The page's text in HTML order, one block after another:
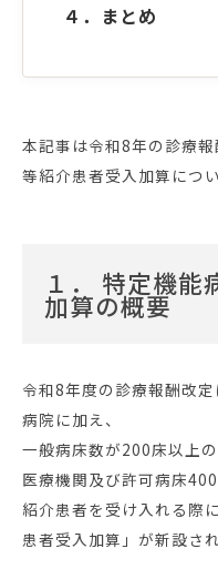
４．まとめ
本記事は令和8年の診療
等紹介患者受入加算につ
１． 特定機能
加算の概要
令和8年度の診療報酬改
病院に加え、
一般病床数が200床以上
医療機関及び許可病床
紹介患者を受け入れる際
患者受入加算」が新設さ